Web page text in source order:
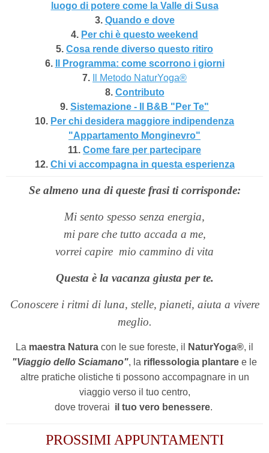
luogo di potere come la Valle di Susa
3. Quando e dove
4. Per chi è questo weekend
5. Cosa rende diverso questo ritiro
6.
Il Programma: come scorrono i giorni
7.
Il Metodo NaturYoga®
8. Contributo
9. Sistemazione - Il B&B "Per Te"
10. Per chi desidera maggiore indipendenza
"Appartamento Monginevro"
11. Come fare per partecipare
12. Chi vi accompagna in questa esperienza
Se almeno una di queste frasi ti corrisponde:
Mi sento spesso senza energia,
mi pare che tutto accada a me,
vorrei capire mio cammino di vita
Questa è la vacanza giusta per te.
Conoscere i ritmi di luna, stelle, pianeti, aiuta a vivere
meglio.
La maestra Natura con le sue foreste, il NaturYoga®, il
"Viaggio dello Sciamano", la riflessologia plantare e le
altre pratiche olistiche ti possono accompagnare in un
viaggio verso il tuo centro,
dove troverai il tuo vero benessere.
PROSSIMI APPUNTAMENTI